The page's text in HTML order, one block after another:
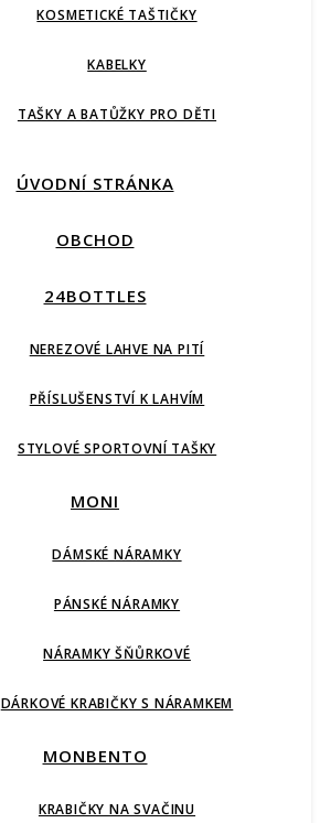
KOSMETICKÉ TAŠTIČKY
KABELKY
TAŠKY A BATŮŽKY PRO DĚTI
ÚVODNÍ STRÁNKA
OBCHOD
24BOTTLES
NEREZOVÉ LAHVE NA PITÍ
PŘÍSLUŠENSTVÍ K LAHVÍM
STYLOVÉ SPORTOVNÍ TAŠKY
MONI
DÁMSKÉ NÁRAMKY
PÁNSKÉ NÁRAMKY
NÁRAMKY ŠŇŮRKOVÉ
DÁRKOVÉ KRABIČKY S NÁRAMKEM
MONBENTO
KRABIČKY NA SVAČINU